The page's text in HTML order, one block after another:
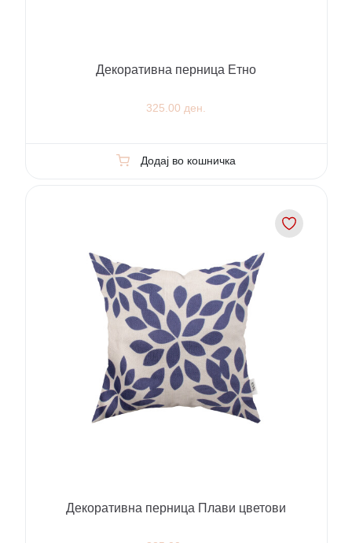
Декоративна перница Етно
325.00 ден.
Додај во кошничка
Декоративна перница Плави цветови